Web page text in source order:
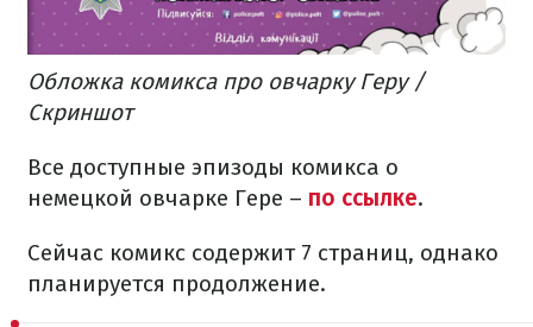
Обложка комикса про овчарку Геру /
Скриншот
Все доступные эпизоды комикса о
немецкой овчарке Гере – по ссылке.
Сейчас комикс содержит 7 страниц, однако
планируется продолжение.